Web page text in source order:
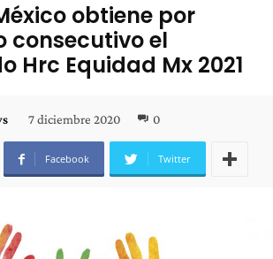
obtiene por
consecutivo el
Hrc Equidad Mx 2021
7 diciembre 2020 0
Facebook Twitter